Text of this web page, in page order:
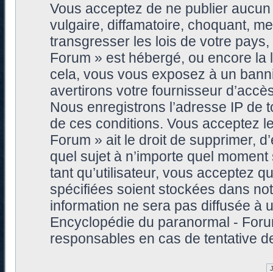
Vous acceptez de ne publier
vulgaire, diffamatoire, choquant,
transgresser les lois de votre
Forum » est hébergé, ou encore
cela, vous vous exposez à un
avertirons votre fournisseur
Nous enregistrons l’adresse IP de
de ces conditions. Vous acceptez
Forum » ait le droit de supprimer,
quel sujet à n’importe quel
tant qu’utilisateur, vous acceptez
spécifiées soient stockées dans
information ne sera pas diffusée à
Encyclopédie du paranormal -
responsables en cas de tentative